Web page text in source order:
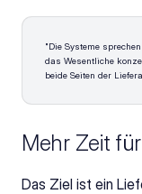
"Die Systeme
das Wesentliche
beide Seiten der
Mehr Zeit
Das Ziel ist ein